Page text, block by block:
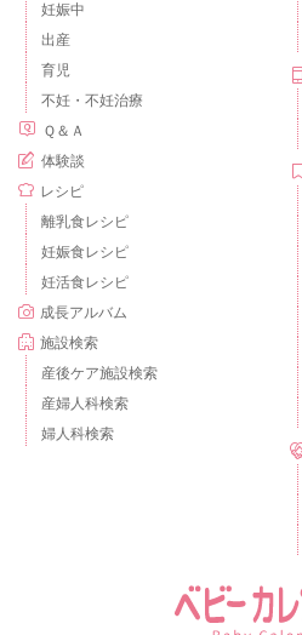
妊娠中
出産
育児
不妊・不妊治療
Ｑ＆Ａ
体験談
レシピ
離乳食レシピ
妊娠食レシピ
妊活食レシピ
成長アルバム
施設検索
産後ケア施設検索
産婦人科検索
婦人科検索